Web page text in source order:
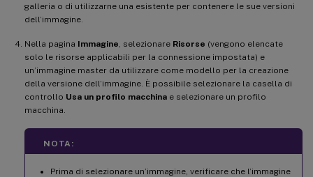
galleria o di utilizzarne una esistente per contenere le sue versioni
dell’immagine.
Nella pagina Immagine , selezionare Risorse (vengono elencate
solo le risorse applicabili per la connessione impostata) e
un’immagine master da utilizzare come modello per la creazione
della versione dell’immagine. È possibile selezionare la casella di
controllo Usa un profilo macchina e selezionare un profilo
macchina.
NOTA:
Prima di selezionare un’immagine, verificare che l’immagine